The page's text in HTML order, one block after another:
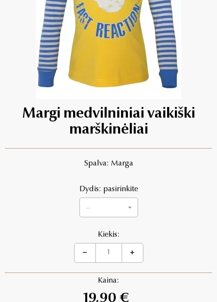
Margi medvilniniai vaikiški
marškinėliai
Spalva: Marga
Dydis: pasirinkite
...
Kiekis:
Kaina:
19,90 €